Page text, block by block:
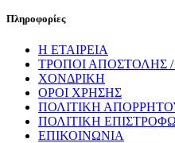
Πληροφορίες
Η ΕΤΑΙΡΕΙΑ
ΤΡΟΠΟΙ ΑΠΟΣΤΟΛΗΣ
ΧΟΝΔΡΙΚΗ
ΟΡΟΙ ΧΡΗΣΗΣ
ΠΟΛΙΤΙΚΗ
ΠΟΛΙΤΙΚΗ
ΕΠΙΚΟΙΝΩΝΙΑ